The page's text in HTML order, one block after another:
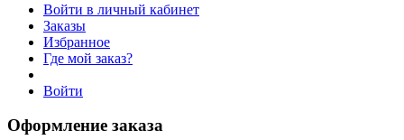
Войти в личный кабинет
Заказы
Избранное
Где мой заказ?
Войти
Оформление заказа